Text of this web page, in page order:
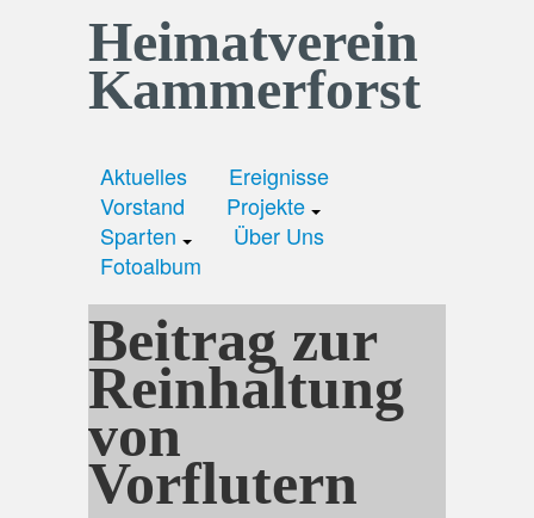
Heimatverein
Kammerforst
Aktuelles
Ereignisse
Vorstand
Projekte
Sparten
Über Uns
Fotoalbum
Beitrag zur
Reinhaltung
von
Vorflutern